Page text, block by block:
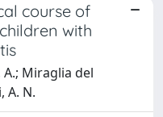
course of
with
A.; Miraglia del
A. N.